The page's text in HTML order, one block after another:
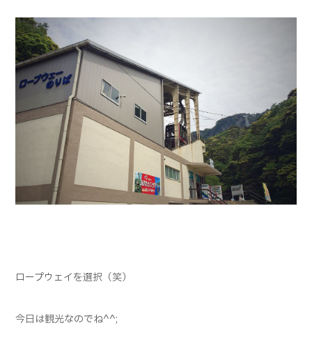
ロープウェイを選択（笑）
今日は観光なのでね^^;